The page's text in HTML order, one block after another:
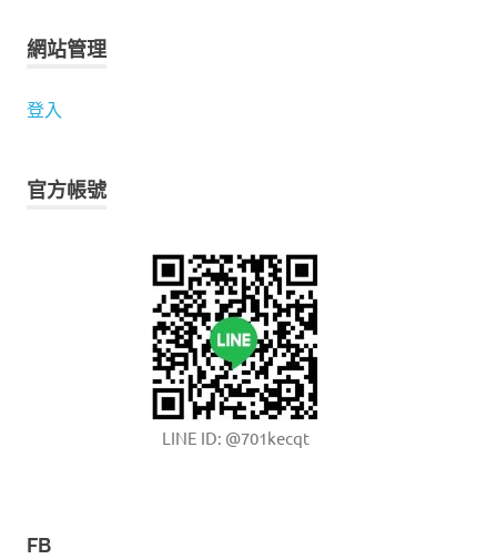
網站管理
登入
官方帳號
LINE ID: @701kecqt
FB